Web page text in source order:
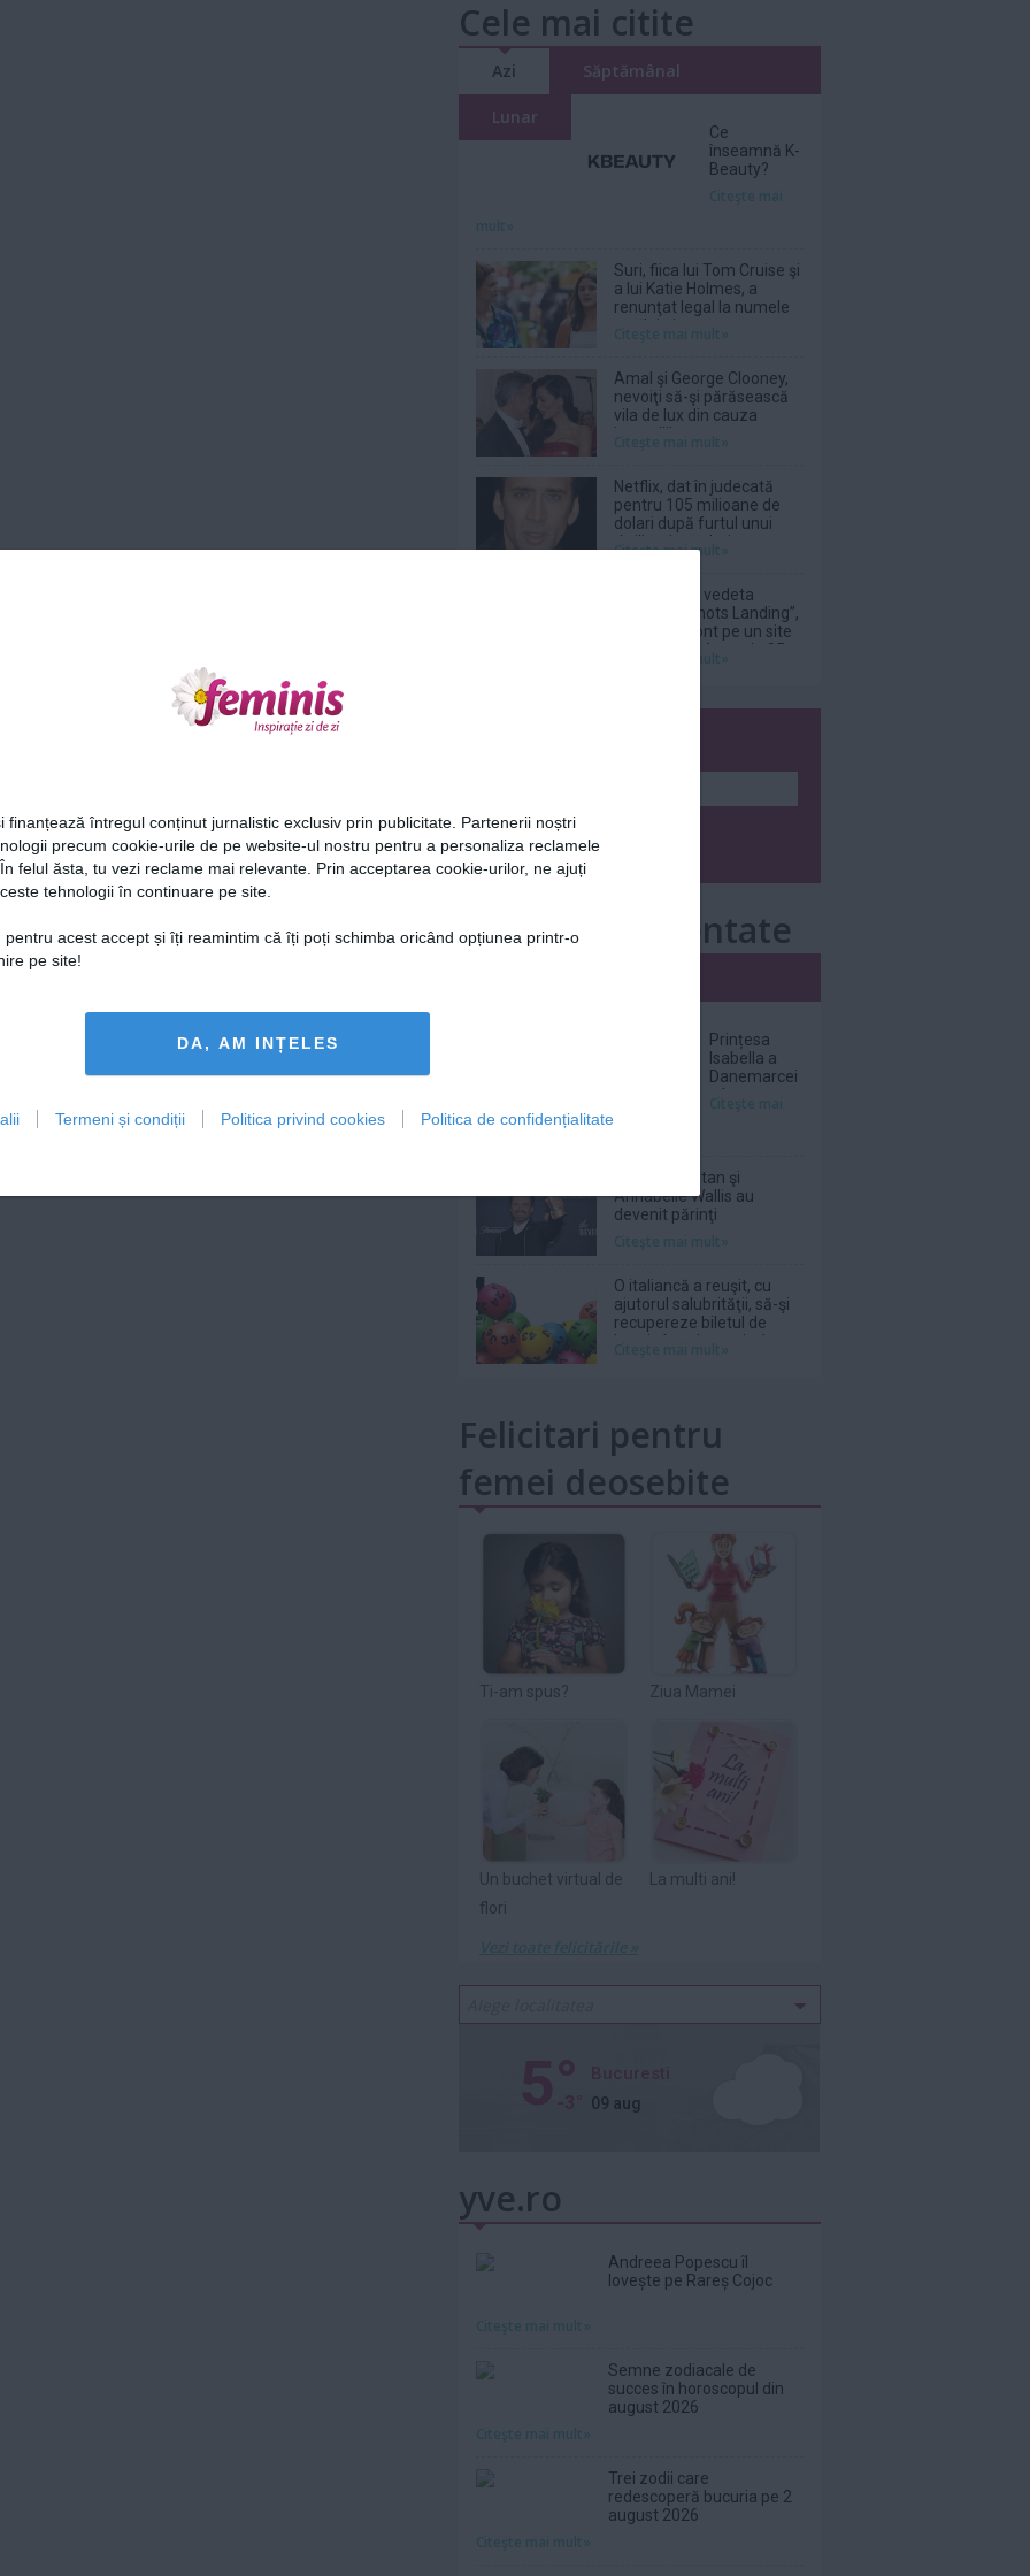
finanțează întregul conținut jurnalistic exclusiv prin publicitate. Partenerii noștri
precum cookie-urile de pe website-ul nostru pentru a personaliza reclamele
felul ăsta, tu vezi reclame mai relevante. Prin acceptarea cookie-urilor, ne ajuți
tehnologii în continuare pe site.
pentru acest accept și îți reamintim că îți poți schimba oricând opțiunea printr-o
pe site!
DA, AM INȚELES
Termeni și condiții Politica privind cookies Politica de confidențialitate
Cele mai citite
Azi Săptămânal
Lunar
Ce
înseamnă K-
Beauty?
Citeşte mai
mult»
Suri, fiica lui Tom Cruise şi
a lui Katie Holmes, a
renunţat legal la numele
tatălui ei
Citeşte mai mult»
Amal şi George Clooney,
nevoiţi să-şi părăsească
vila de lux din cauza
incendiilor
Citeşte mai mult»
Netflix, dat în judecată
pentru 105 milioane de
dolari după furtul unui
thriller de război cu
Nicolas Cage
Citeşte mai mult»
Donna Mills, vedeta
serialului „Knots Landing”,
și-a făcut cont pe un site
de adulți la vârsta de 85
Citeşte mai mult»
Cele mai comentate
Prințesa
Isabella a
Danemarcei
a început
stagiul
Citeşte mai
Sebastian Stan şi
Annabelle Wallis au
devenit părinţi
Citeşte mai mult»
O italiancă a reuşit, cu
ajutorul salubrităţii, să-şi
recupereze biletul de
loterie în valoare de 1
milion de euro aruncat la
Citeşte mai mult»
Felicitari pentru
femei deosebite
Ti-am spus? Ziua Mamei
Un buchet virtual de
flori
La multi ani!
Vezi toate felicitările »
09 aug
yve.ro
Andreea Popescu îl
lovește pe Rareș Cojoc
Citeşte mai mult»
Semne zodiacale de
succes în horoscopul din
august 2026
Citeşte mai mult»
Trei zodii care
redescoperă bucuria pe 2
august 2026
Citeşte mai mult»